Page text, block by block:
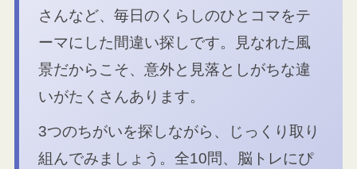
さんなど、毎日のくらしのひとコマをテ
ーマにした間違い探しです。見なれた風
景だからこそ、意外と見落としがちな違
いがたくさんあります。
3つのちがいを探しながら、じっくり取り
組んでみましょう。全10問、脳トレにぴ